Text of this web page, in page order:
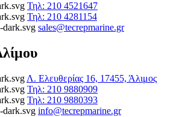
Τηλ: 210 4521647
Τηλ: 210 4281154
sales@tecrepmarine.gr
Λ. Ελευθερίας 16, 17455, Άλιμος
Τηλ: 210 9880909
Τηλ: 210 9880393
info@tecrepmarine.gr